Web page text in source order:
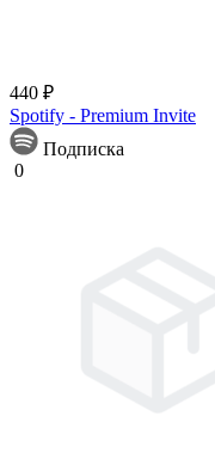
440 ₽
Spotify - Premium Invite
Подписка
0